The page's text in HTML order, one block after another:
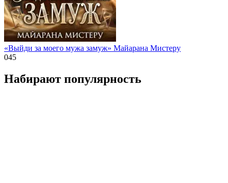
«Выйди за моего мужа замуж» Майарана Мистеру
045
Набирают популярность